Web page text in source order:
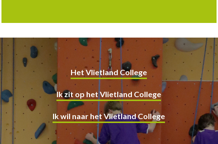
Het Vlietland College
Ik zit op het Vlietland College
Ik wil naar het Vlietland College